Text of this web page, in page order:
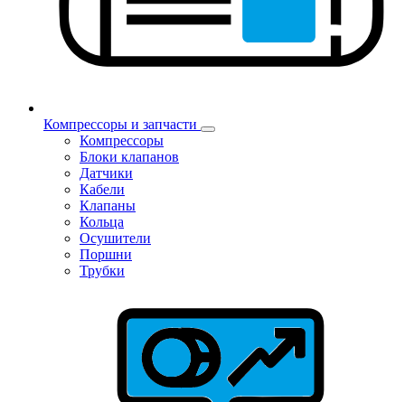
Компрессоры и запчасти
Компрессоры
Блоки клапанов
Датчики
Кабели
Клапаны
Кольца
Осушители
Поршни
Трубки